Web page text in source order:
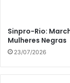
Sinpro-Rio:
Mulheres Negras
23/07/2026